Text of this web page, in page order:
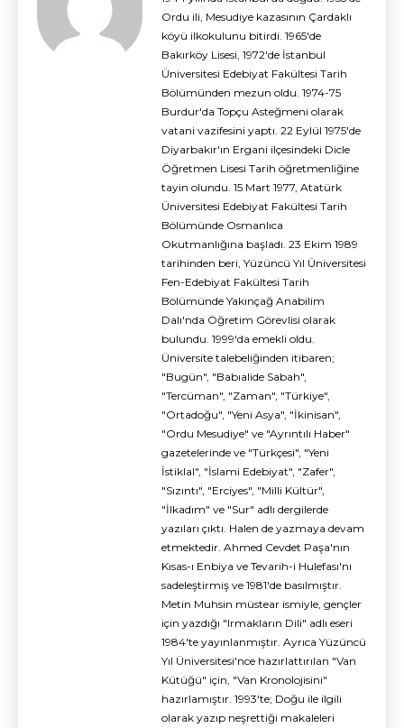
Ordu ili, Mesudiye kazasının Çardaklı
köyü ilkokulunu bitirdi. 1965'de
Bakırköy Lisesi, 1972'de İstanbul
Üniversitesi Edebiyat Fakültesi Tarih
Bölümünden mezun oldu. 1974-75
Burdur'da Topçu Asteğmeni olarak
vatani vazifesini yaptı. 22 Eylül 1975'de
Diyarbakır'ın Ergani ilçesindeki Dicle
Öğretmen Lisesi Tarih öğretmenliğine
tayin olundu. 15 Mart 1977, Atatürk
Üniversitesi Edebiyat Fakültesi Tarih
Bölümünde Osmanlıca
Okutmanlığına başladı. 23 Ekim 1989
tarihinden beri, Yüzüncü Yıl Üniversitesi
Fen-Edebiyat Fakültesi Tarih
Bölümünde Yakınçağ Anabilim
Dalı'nda Öğretim Görevlisi olarak
bulundu. 1999'da emekli oldu.
Üniversite talebeliğinden itibaren;
"Bugün", "Babıalide Sabah",
"Tercüman", "Zaman", "Türkiye",
"Ortadoğu", "Yeni Asya", "İkinisan",
"Ordu Mesudiye" ve "Ayrıntılı Haber"
gazetelerinde ve "Türkçesi", "Yeni
İstiklal", "İslami Edebiyat", "Zafer",
"Sızıntı", "Erciyes", "Milli Kültür",
"İlkadım" ve "Sur" adlı dergilerde
yazıları çıktı. Halen de yazmaya devam
etmektedir. Ahmed Cevdet Paşa'nın
Kısas-ı Enbiya ve Tevarih-i Hulefası'nı
sadeleştirmiş ve 1981'de basılmıştır.
Metin Muhsin müstear ismiyle, gençler
için yazdığı "Irmakların Dili" adlı eseri
1984'te yayınlanmıştır. Ayrıca Yüzüncü
Yıl Üniversitesi'nce hazırlattırılan "Van
Kütüğü" için, "Van Kronolojisini"
hazırlamıştır. 1993'te; Doğu ile ilgili
olarak yazıp neşrettiği makaleleri